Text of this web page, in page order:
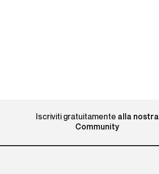
Iscriviti gratuitamente alla nostra
Community